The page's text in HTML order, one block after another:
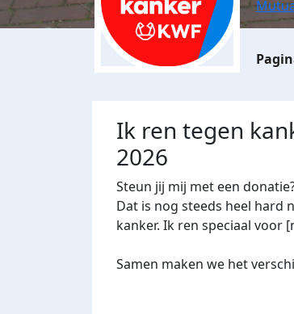
Ik ren tegen
2026
Steun jij mij met een
Dat is nog steeds heel hard
kanker. Ik ren speciaal voor
Samen maken we het